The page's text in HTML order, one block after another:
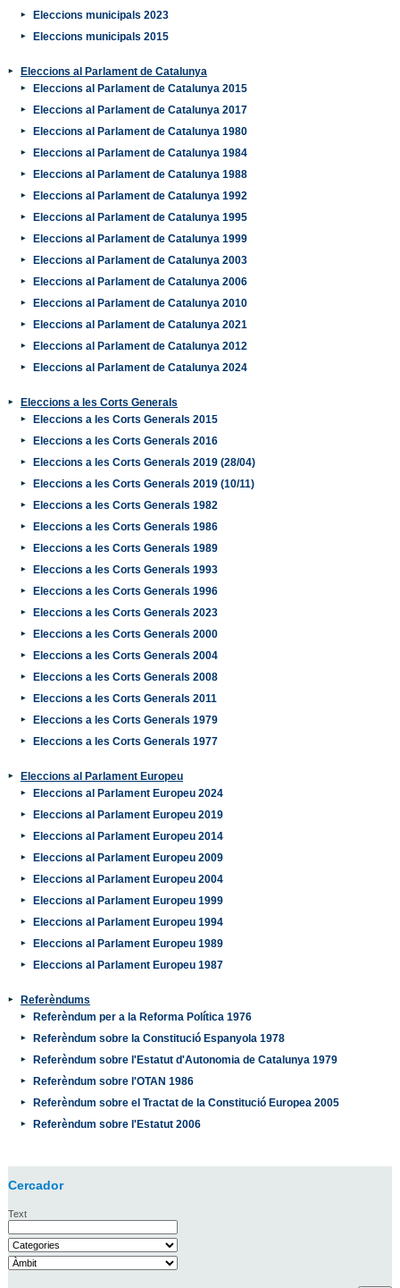
Eleccions municipals 2023
Eleccions municipals 2015
Eleccions al Parlament de Catalunya
Eleccions al Parlament de Catalunya 2015
Eleccions al Parlament de Catalunya 2017
Eleccions al Parlament de Catalunya 1980
Eleccions al Parlament de Catalunya 1984
Eleccions al Parlament de Catalunya 1988
Eleccions al Parlament de Catalunya 1992
Eleccions al Parlament de Catalunya 1995
Eleccions al Parlament de Catalunya 1999
Eleccions al Parlament de Catalunya 2003
Eleccions al Parlament de Catalunya 2006
Eleccions al Parlament de Catalunya 2010
Eleccions al Parlament de Catalunya 2021
Eleccions al Parlament de Catalunya 2012
Eleccions al Parlament de Catalunya 2024
Eleccions a les Corts Generals
Eleccions a les Corts Generals 2015
Eleccions a les Corts Generals 2016
Eleccions a les Corts Generals 2019 (28/04)
Eleccions a les Corts Generals 2019 (10/11)
Eleccions a les Corts Generals 1982
Eleccions a les Corts Generals 1986
Eleccions a les Corts Generals 1989
Eleccions a les Corts Generals 1993
Eleccions a les Corts Generals 1996
Eleccions a les Corts Generals 2023
Eleccions a les Corts Generals 2000
Eleccions a les Corts Generals 2004
Eleccions a les Corts Generals 2008
Eleccions a les Corts Generals 2011
Eleccions a les Corts Generals 1979
Eleccions a les Corts Generals 1977
Eleccions al Parlament Europeu
Eleccions al Parlament Europeu 2024
Eleccions al Parlament Europeu 2019
Eleccions al Parlament Europeu 2014
Eleccions al Parlament Europeu 2009
Eleccions al Parlament Europeu 2004
Eleccions al Parlament Europeu 1999
Eleccions al Parlament Europeu 1994
Eleccions al Parlament Europeu 1989
Eleccions al Parlament Europeu 1987
Referèndums
Referèndum per a la Reforma Política 1976
Referèndum sobre la Constitució Espanyola 1978
Referèndum sobre l'Estatut d'Autonomia de Catalunya 1979
Referèndum sobre l'OTAN 1986
Referèndum sobre el Tractat de la Constitució Europea 2005
Referèndum sobre l'Estatut 2006
Cercador
Text